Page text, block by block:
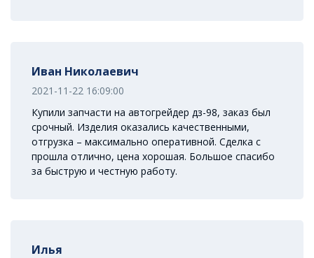
Иван Николаевич
2021-11-22 16:09:00
Купили запчасти на автогрейдер дз-98, заказ был
срочный. Изделия оказались качественными,
отгрузка – максимально оперативной. Сделка с
прошла отлично, цена хорошая. Большое спасибо
за быструю и честную работу.
Илья